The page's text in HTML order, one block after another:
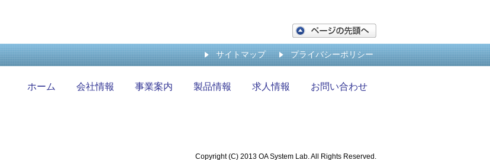
サイトマップ プライバシーポリシー
ホーム 会社情報 事業案内 製品情報 求人情報 お問い合わせ
Copyright (C) 2013 OA System Lab. All Rights Reserved.